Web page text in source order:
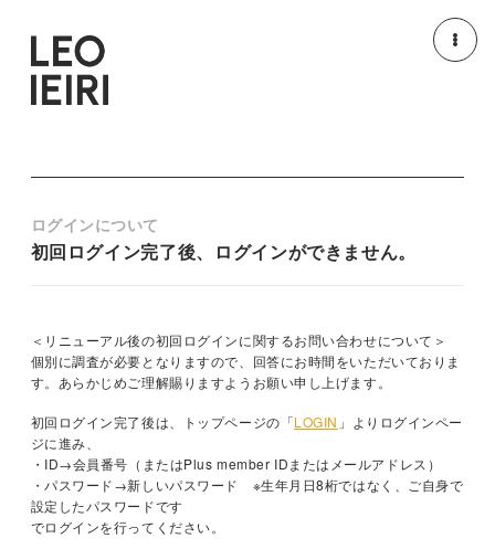
LIVE/EVENT
PROFILE
DISCOGRAPHY
FANCLUB CONTENTS
JOIN LOGIN
ログインについて
初回ログイン完了後、ログインができません。
＜リニューアル後の初回ログインに関するお問い合わせについて＞
個別に調査が必要となりますので、回答にお時間をいただいておりま
す。あらかじめご理解賜りますようお願い申し上げます。
初回ログイン完了後は、トップページの「LOGIN 」よりログインペー
ジに進み、
・ID→会員番号（またはPlus member IDまたはメールアドレス）
・パスワード→新しいパスワード ※生年月日8桁ではなく、ご自身で
設定したパスワードです
でログインを行ってください。